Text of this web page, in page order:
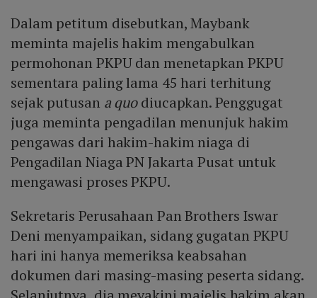
Dalam petitum disebutkan, Maybank
meminta majelis hakim mengabulkan
permohonan PKPU dan menetapkan PKPU
sementara paling lama 45 hari terhitung
sejak putusan a quodiucapkan. Penggugat
juga meminta pengadilan menunjuk hakim
pengawas dari hakim-hakim niaga di
Pengadilan Niaga PN Jakarta Pusat untuk
mengawasi proses PKPU.
Sekretaris Perusahaan Pan Brothers Iswar
Deni menyampaikan, sidang gugatan PKPU
hari ini hanya memeriksa keabsahan
dokumen dari masing-masing peserta sidang.